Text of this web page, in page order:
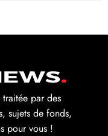
par des
sujets de fonds,
pour vous !